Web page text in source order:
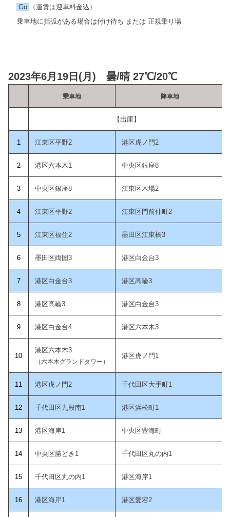
Go
（運賃は迎車料金込）
乗車地に括弧がある場合は付け待ち または 正規乗り場
2023年6月19日(月) 曇/晴 27℃/20℃
乗車地 降車地
【出庫】
1 江東区平野2 港区虎ノ門2
2 港区六本木1 中央区銀座8
3 中央区銀座8 江東区木場2
4 江東区平野2 江東区門前仲町2
5 江東区福住2 墨田区江東橋3
6 墨田区両国3 港区白金台3
7 港区白金台3 港区高輪3
8 港区高輪3 港区白金台3
9 港区白金台4 港区六本木3
10
港区六本木3
（六本木グランドタワー）
港区虎ノ門1
11 港区虎ノ門2 千代田区大手町1
12 千代田区九段南1 港区浜松町1
13 港区海岸1 中央区豊海町
14 中央区勝どき1 千代田区丸の内1
15 千代田区丸の内1 港区海岸1
16 港区海岸1 港区愛宕2